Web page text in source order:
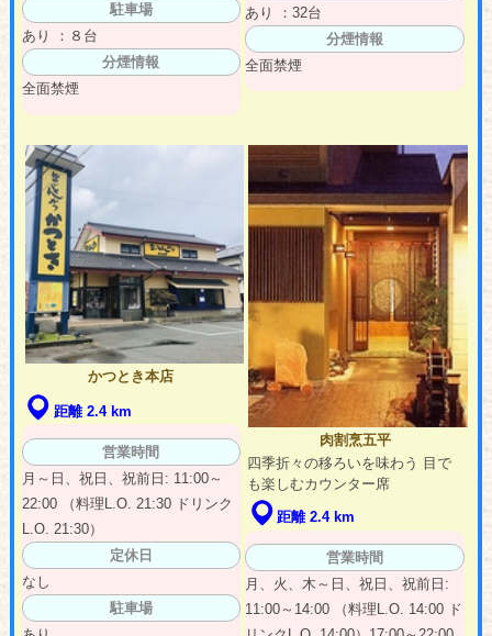
駐車場
あり ：８台
分煙情報
全面禁煙
あり ：32台
分煙情報
全面禁煙
かつとき本店
距離 2.4 km
営業時間
月～日、祝日、祝前日: 11:00～
22:00 （料理L.O. 21:30 ドリンク
L.O. 21:30）
定休日
なし
駐車場
肉割烹五平
四季折々の移ろいを味わう 目で
も楽しむカウンター席
距離 2.4 km
営業時間
月、火、木～日、祝日、祝前日:
11:00～14:00 （料理L.O. 14:00 ド